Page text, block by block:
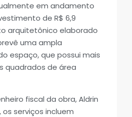
em andamento
de R$ 6,9
arquitetônico elaborado
uma ampla
espaço, que possui mais
quadrados de área
fiscal da obra, Aldrin
os serviços incluem